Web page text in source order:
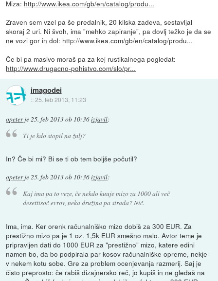
Miza: http://www.ikea.com/gb/en/catalog/produ...
Zraven sem vzel pa še predalnik, 20 kilska zadeva, sestavljal
skoraj 2 uri. Ni švoh, ima "mehko zapiranje", pa dovlj težko je da se
ne vozi gor in dol: http://www.ikea.com/gb/en/catalog/produ...
Če bi pa masivo moraš pa za kej rustikalnega pogledat:
http://www.drugacno-pohistvo.com/slo/pr...
imagodei
::25. feb 2013, 11:23
opeterje25. feb 2013 ob 10:36izjavil:
Ti je kdo stopil na žulj?
In? Če bi mi? Bi se ti ob tem boljše počutil?
opeterje25. feb 2013 ob 10:36izjavil:
Kaj ima pa to veze, če nekdo kuuje mizo za 1000 ali več
desettisoč evrov, neka družina pa strada? Nič.
Ima, ima. Ker orenk računalniško mizo dobiš za 300 EUR. Za
prestižno mizo pa je 1 oz. 1,5k EUR smešno malo. Avtor teme je
pripravljen dati do 1000 EUR za "prestižno" mizo, katere edini
namen bo, da bo podpirala par kosov računalniške opreme, nekje
v nekem kotu sobe. Gre za problem ocenjevanja razmerij. Saj je
čisto preprosto: če rabiš dizajnersko reč, jo kupiš in ne gledaš na